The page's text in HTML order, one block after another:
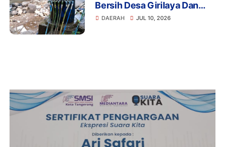
Bersih Desa Girilaya Dan
Desa Jayapura Cipanas
DAERAH JUL 10, 2026